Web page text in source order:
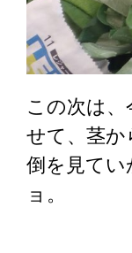
この次は
せて、茎
倒を見て
ョ。